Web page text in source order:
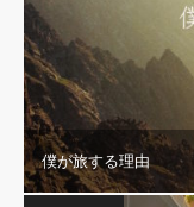
僕が旅する理由